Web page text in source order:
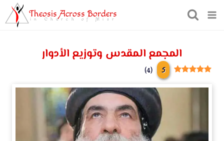
Theosis Across Borders
in Church of Misr
المجمع المقدس وتوزيع الأدوار
5
(
4
)